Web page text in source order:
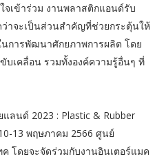
เข้าร่วม งานพลาสติกแอนด์รับ
ว่าจะเป็นส่วนสำคัญที่ช่วยกระตุ้นให้
การพัฒนาศักยภาพการผลิต โดย
บเคลื่อน รวมทั้งองค์ความรู้อื่นๆ ที่
ลนด์ 2023 : Plastic & Rubber
13 พฤษภาคม 2566 ศูนย์
โดยจะจัดร่วมกับงานอินเตอร์แมค